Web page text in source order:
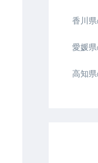
香川
愛媛
高知